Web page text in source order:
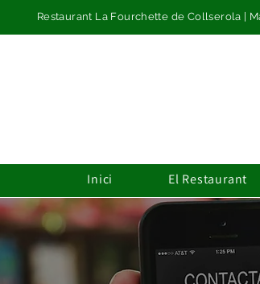
Restaurant La Fourchette de Collserola |
Inici El Restaurant